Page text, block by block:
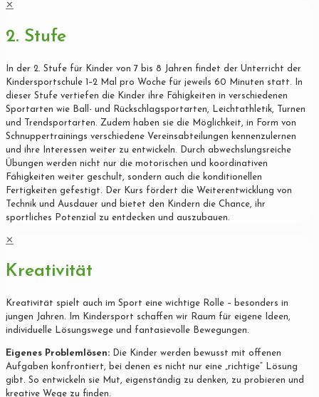
✕
2. Stufe
In der 2. Stufe für Kinder von 7 bis 8 Jahren findet der Unterricht der
Kindersportschule 1–2 Mal pro Woche für jeweils 60 Minuten statt. In
dieser Stufe vertiefen die Kinder ihre Fähigkeiten in verschiedenen
Sportarten wie Ball- und Rückschlagsportarten, Leichtathletik, Turnen
und Trendsportarten. Zudem haben sie die Möglichkeit, in Form von
Schnuppertrainings verschiedene Vereinsabteilungen kennenzulernen
und ihre Interessen weiter zu entwickeln. Durch abwechslungsreiche
Übungen werden nicht nur die motorischen und koordinativen
Fähigkeiten weiter geschult, sondern auch die konditionellen
Fertigkeiten gefestigt. Der Kurs fördert die Weiterentwicklung von
Technik und Ausdauer und bietet den Kindern die Chance, ihr
sportliches Potenzial zu entdecken und auszubauen.
✕
Kreativität
Kreativität spielt auch im Sport eine wichtige Rolle – besonders in
jungen Jahren. Im Kindersport schaffen wir Raum für eigene Ideen,
individuelle Lösungswege und fantasievolle Bewegungen.
Eigenes Problemlösen: Die Kinder werden bewusst mit offenen
Aufgaben konfrontiert, bei denen es nicht nur eine „richtige“ Lösung
gibt. So entwickeln sie Mut, eigenständig zu denken, zu probieren und
kreative Wege zu finden.